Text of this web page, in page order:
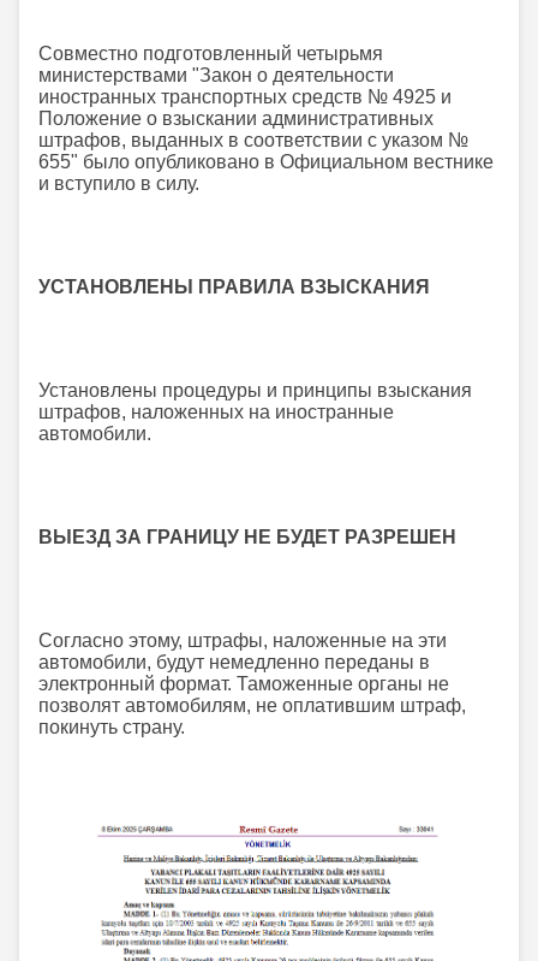
Совместно подготовленный четырьмя
министерствами "Закон о деятельности
иностранных транспортных средств № 4925 и
Положение о взыскании административных
штрафов, выданных в соответствии с указом №
655" было опубликовано в Официальном вестнике
и вступило в силу.
УСТАНОВЛЕНЫ ПРАВИЛА ВЗЫСКАНИЯ
Установлены процедуры и принципы взыскания
штрафов, наложенных на иностранные
автомобили.
ВЫЕЗД ЗА ГРАНИЦУ НЕ БУДЕТ РАЗРЕШЕН
Согласно этому, штрафы, наложенные на эти
автомобили, будут немедленно переданы в
электронный формат. Таможенные органы не
позволят автомобилям, не оплатившим штраф,
покинуть страну.